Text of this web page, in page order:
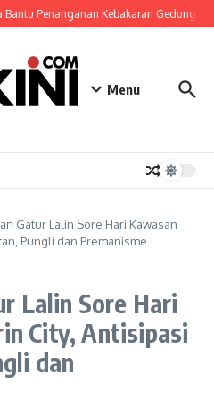
Penanganan Kebakaran Gedung
Menu
Gatur Lalin Sore Hari Kawasan
Pungli dan Premanisme
Lalin Sore Hari
City, Antisipasi
dan